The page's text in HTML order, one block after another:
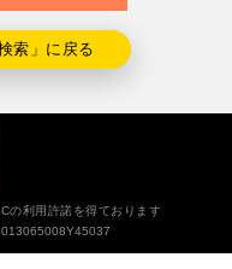
索」に戻る
の利用許諾を得ております